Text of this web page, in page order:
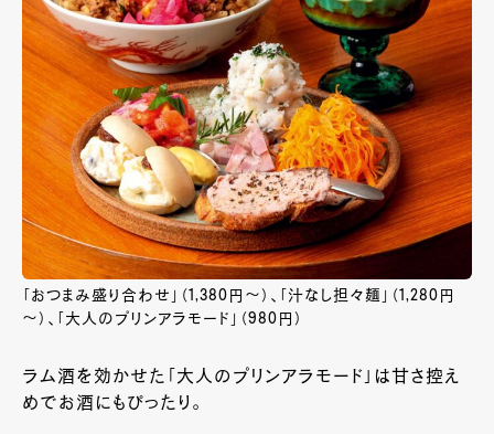
「おつまみ盛り合わせ」（1,380円～）、「汁なし担々麺」（1,280円
～）、「大人のプリンアラモード」（980円）
ラム酒を効かせた「大人のプリンアラモード」は甘さ控え
めでお酒にもぴったり。